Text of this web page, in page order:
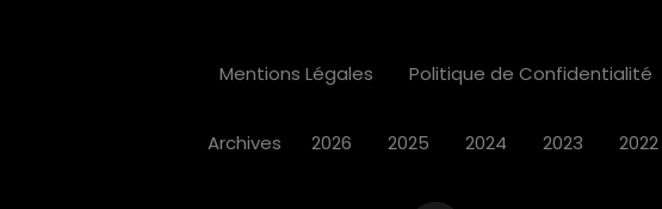
Mentions Légales Politique de Confidentialité
Archives 2026 2025 2024 2023 2022